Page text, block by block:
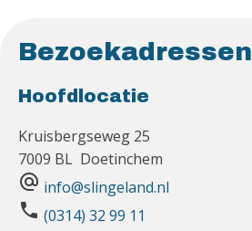
Bezoekadressen
Hoofdlocatie
Kruisbergseweg 25
7009 BL Doetinchem
alternate_email info@slingeland.nl
phone (0314) 32 99 11